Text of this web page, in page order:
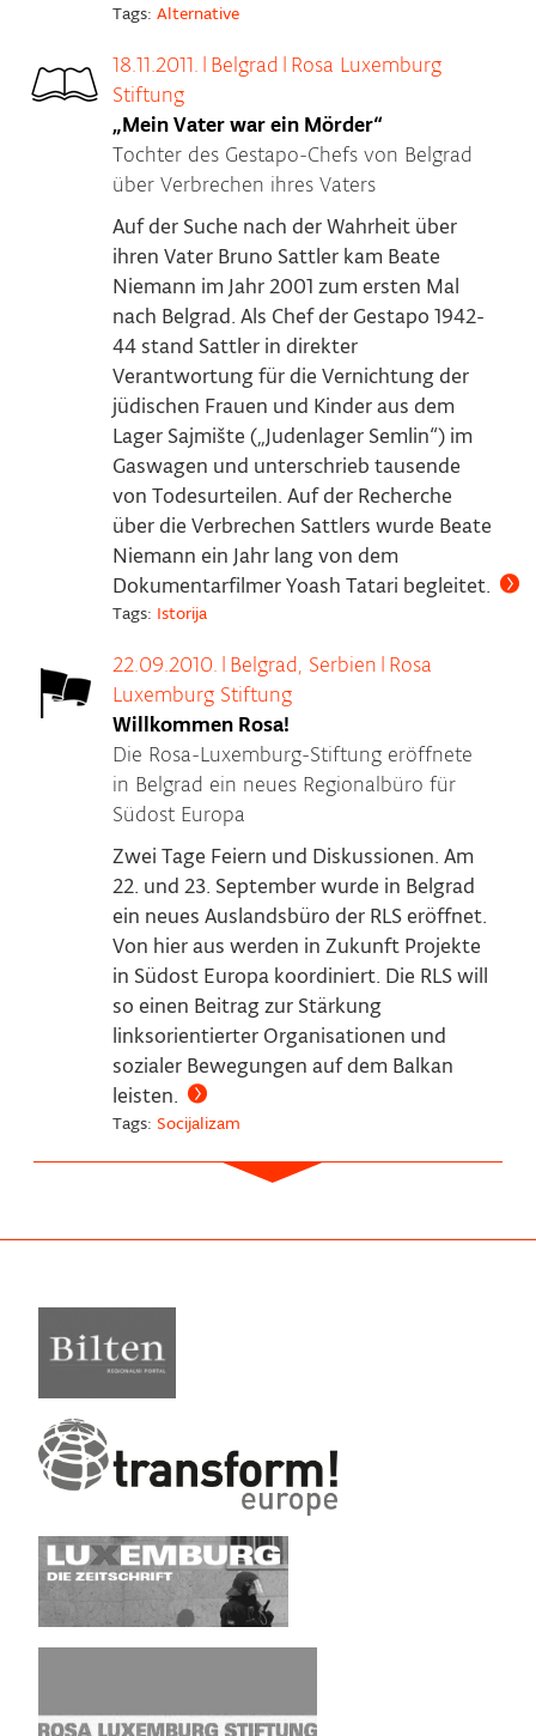
Tags:Alternative
18.11.2011. | Belgrad | Rosa Luxemburg
Stiftung
„Mein Vater war ein Mörder“
Tochter des Gestapo-Chefs von Belgrad
über Verbrechen ihres Vaters
Auf der Suche nach der Wahrheit über
ihren Vater Bruno Sattler kam Beate
Niemann im Jahr 2001 zum ersten Mal
nach Belgrad. Als Chef der Gestapo 1942-
44 stand Sattler in direkter
Verantwortung für die Vernichtung der
jüdischen Frauen und Kinder aus dem
Lager Sajmište („Judenlager Semlin“) im
Gaswagen und unterschrieb tausende
von Todesurteilen. Auf der Recherche
über die Verbrechen Sattlers wurde Beate
Niemann ein Jahr lang von dem
Dokumentarfilmer Yoash Tatari begleitet.
Tags: Istorija
22.09.2010. | Belgrad, Serbien | Rosa
Luxemburg Stiftung
Willkommen Rosa!
Die Rosa-Luxemburg-Stiftung eröffnete
in Belgrad ein neues Regionalbüro für
Südost Europa
Zwei Tage Feiern und Diskussionen. Am
22. und 23. September wurde in Belgrad
ein neues Auslandsbüro der RLS eröffnet.
Von hier aus werden in Zukunft Projekte
in Südost Europa koordiniert. Die RLS will
so einen Beitrag zur Stärkung
linksorientierter Organisationen und
sozialer Bewegungen auf dem Balkan
leisten.
Tags: Socijalizam